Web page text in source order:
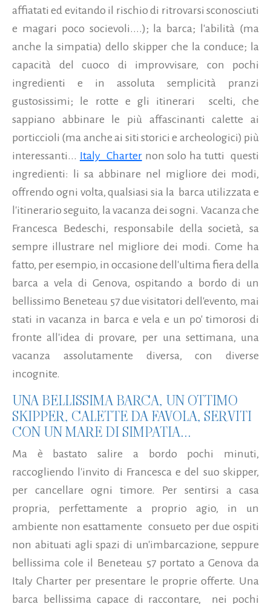
affiatati ed evitando il rischio di ritrovarsi sconosciuti
e magari poco socievoli....); la barca; l'abilità (ma
anche la simpatia) dello skipper che la conduce; la
capacità del cuoco di improvvisare, con pochi
ingredienti e in assoluta semplicità pranzi
gustosissimi; le rotte e gli itinerari scelti, che
sappiano abbinare le più affascinanti calette ai
porticcioli (ma anche ai siti storici e archeologici) più
interessanti... Italy Charternon solo ha tutti questi
ingredienti: li sa abbinare nel migliore dei modi,
offrendo ogni volta, qualsiasi sia la barca utilizzata e
l'itinerario seguito, la vacanza dei sogni. Vacanza che
Francesca Bedeschi, responsabile della società, sa
sempre illustrare nel migliore dei modi. Come ha
fatto, per esempio, in occasione dell'ultima fiera della
barca a vela di Genova, ospitando a bordo di un
bellissimo Beneteau 57 due visitatori dell'evento, mai
stati in vacanza in barca e vela e un po' timorosi di
fronte all'idea di provare, per una settimana, una
vacanza assolutamente diversa, con diverse
incognite.
UNA BELLISSIMA BARCA, UN OTTIMO
SKIPPER, CALETTE DA FAVOLA, SERVITI
CON UN MARE DI SIMPATIA...
Ma è bastato salire a bordo pochi minuti,
raccogliendo l'invito di Francesca e del suo skipper,
per cancellare ogni timore. Per sentirsi a casa
propria, perfettamente a proprio agio, in un
ambiente non esattamente consueto per due ospiti
non abituati agli spazi di un'imbarcazione, seppure
bellissima cole il Beneteau 57 portato a Genova da
Italy Charter per presentare le proprie offerte. Una
barca bellissima capace di raccontare, nei pochi